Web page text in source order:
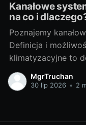
Kanałowe
na co i
Poznajemy
Definicja i
klimatyzacyjne to
pragnących
podczas upalnych
systemu kanałów
MgrTruchan
30 lip 2026 • 2